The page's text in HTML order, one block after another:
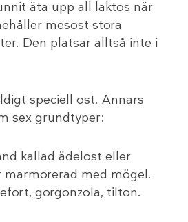
äta upp all laktos när
mesost stora
Den platsar alltså inte i
speciell ost. Annars
sex grundtyper:
kallad ädelost eller
med mögel.
gorgonzola, tilton.